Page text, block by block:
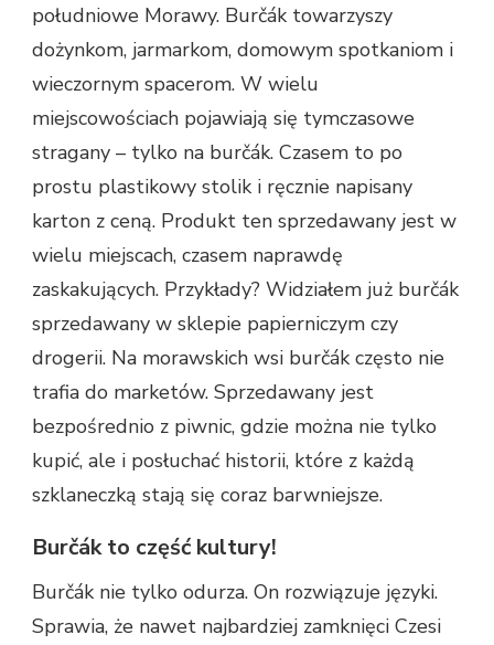
południowe Morawy. Burčák towarzyszy
dożynkom, jarmarkom, domowym spotkaniom i
wieczornym spacerom. W wielu
miejscowościach pojawiają się tymczasowe
stragany – tylko na burčák. Czasem to po
prostu plastikowy stolik i ręcznie napisany
karton z ceną. Produkt ten sprzedawany jest w
wielu miejscach, czasem naprawdę
zaskakujących. Przykłady? Widziałem już burčák
sprzedawany w sklepie papierniczym czy
drogerii. Na morawskich wsi burčák często nie
trafia do marketów. Sprzedawany jest
bezpośrednio z piwnic, gdzie można nie tylko
kupić, ale i posłuchać historii, które z każdą
szklaneczką stają się coraz barwniejsze.
Burčák to część kultury!
Burčák nie tylko odurza. On rozwiązuje języki.
Sprawia, że nawet najbardziej zamknięci Czesi